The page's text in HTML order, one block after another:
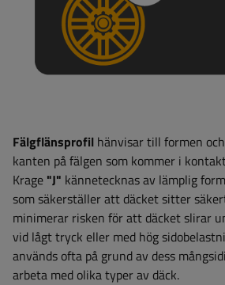
Fälgflänsprofil hänvisar till formen
kanten på fälgen som kommer i
Krage "J" kännetecknas av lämplig
som säkerställer att däcket sitter
minimerar risken för att däcket slirar
vid lågt tryck eller med hög
används ofta på grund av dess
arbeta med olika typer av däck.